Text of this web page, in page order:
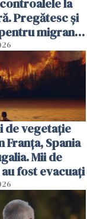
la
Pregătesc și
migranții
UE
de vegetație
Franța, Spania
Mii de
fost evacuați